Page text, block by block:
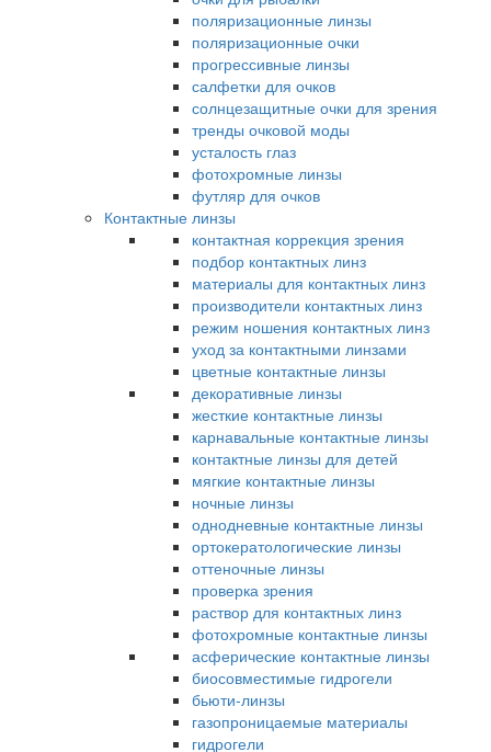
поляризационные линзы
поляризационные очки
прогрессивные линзы
салфетки для очков
солнцезащитные очки для зрения
тренды очковой моды
усталость глаз
фотохромные линзы
футляр для очков
Контактные линзы
контактная коррекция зрения
подбор контактных линз
материалы для контактных линз
производители контактных линз
режим ношения контактных линз
уход за контактными линзами
цветные контактные линзы
декоративные линзы
жесткие контактные линзы
карнавальные контактные линзы
контактные линзы для детей
мягкие контактные линзы
ночные линзы
однодневные контактные линзы
ортокератологические линзы
оттеночные линзы
проверка зрения
раствор для контактных линз
фотохромные контактные линзы
асферические контактные линзы
биосовместимые гидрогели
бьюти-линзы
газопроницаемые материалы
гидрогели